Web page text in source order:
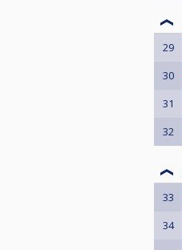
29
30
31
32
33
34